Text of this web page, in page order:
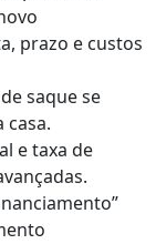
prazo e custos
saque se
casa.
e taxa de